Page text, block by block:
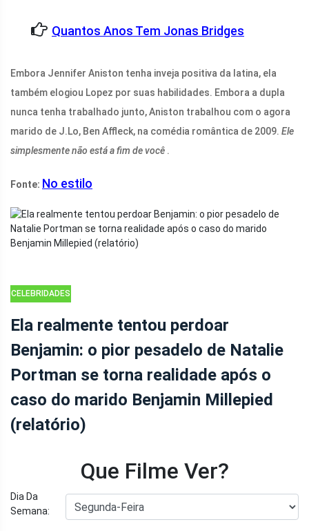
Quantos Anos Tem Jonas Bridges
Embora Jennifer Aniston tenha inveja positiva da latina, ela
também elogiou Lopez por suas habilidades. Embora a dupla
nunca tenha trabalhado junto, Aniston trabalhou com o agora
marido de J.Lo, Ben Affleck, na comédia romântica de 2009. Ele
simplesmente não está a fim de você .
Fonte: No estilo
CELEBRIDADES
Ela realmente tentou perdoar
Benjamin: o pior pesadelo de Natalie
Portman se torna realidade após o
caso do marido Benjamin Millepied
(relatório)
Que Filme Ver?
Dia Da
Semana: